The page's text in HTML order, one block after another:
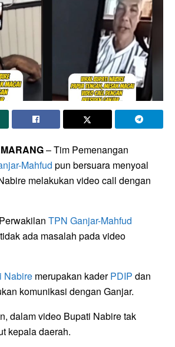
– Tim Pemenangan
Mahfud pun bersuara menyoal
melakukan video call dengan
TPN Ganjar-Mahfud
ada masalah pada video
Nabire merupakan kaderPDIP dan
komunikasi dengan Ganjar.
dalam video Bupati Nabire tak
kepala daerah.